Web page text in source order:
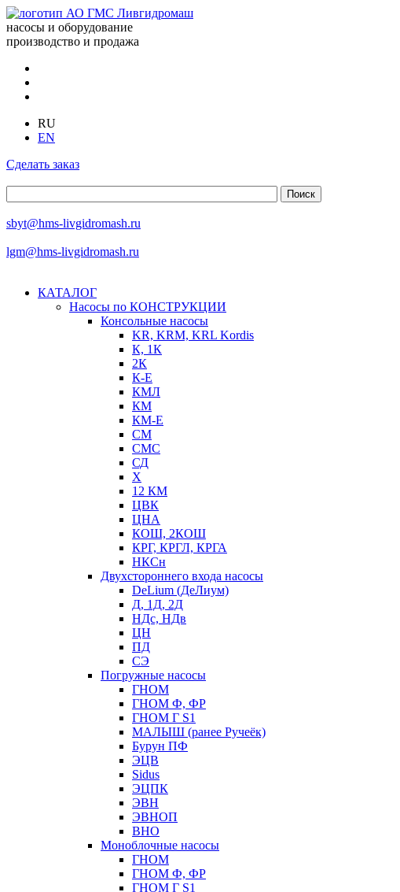
насосы и оборудование
производство и продажа
RU
EN
Сделать заказ
sbyt@hms-livgidromash.ru
lgm@hms-livgidromash.ru
КАТАЛОГ
Насосы по КОНСТРУКЦИИ
Консольные насосы
KR, KRM, KRL Kordis
К, 1К
2К
К-Е
КМЛ
КМ
КМ-Е
СМ
СМС
СД
Х
12 КМ
ЦВК
ЦНА
КОШ, 2КОШ
КРГ, КРГЛ, КРГА
НКСн
Двухстороннего входа насосы
DeLium (ДеЛиум)
Д, 1Д, 2Д
НДс, НДв
ЦН
ПД
СЭ
Погружные насосы
ГНОМ
ГНОМ Ф, ФР
ГНОМ Г S1
МАЛЫШ (ранее Ручеёк)
Бурун ПФ
ЭЦВ
Sidus
ЭЦПК
ЭВН
ЭВНОП
ВНО
Моноблочные насосы
ГНОМ
ГНОМ Ф, ФР
ГНОМ Г S1